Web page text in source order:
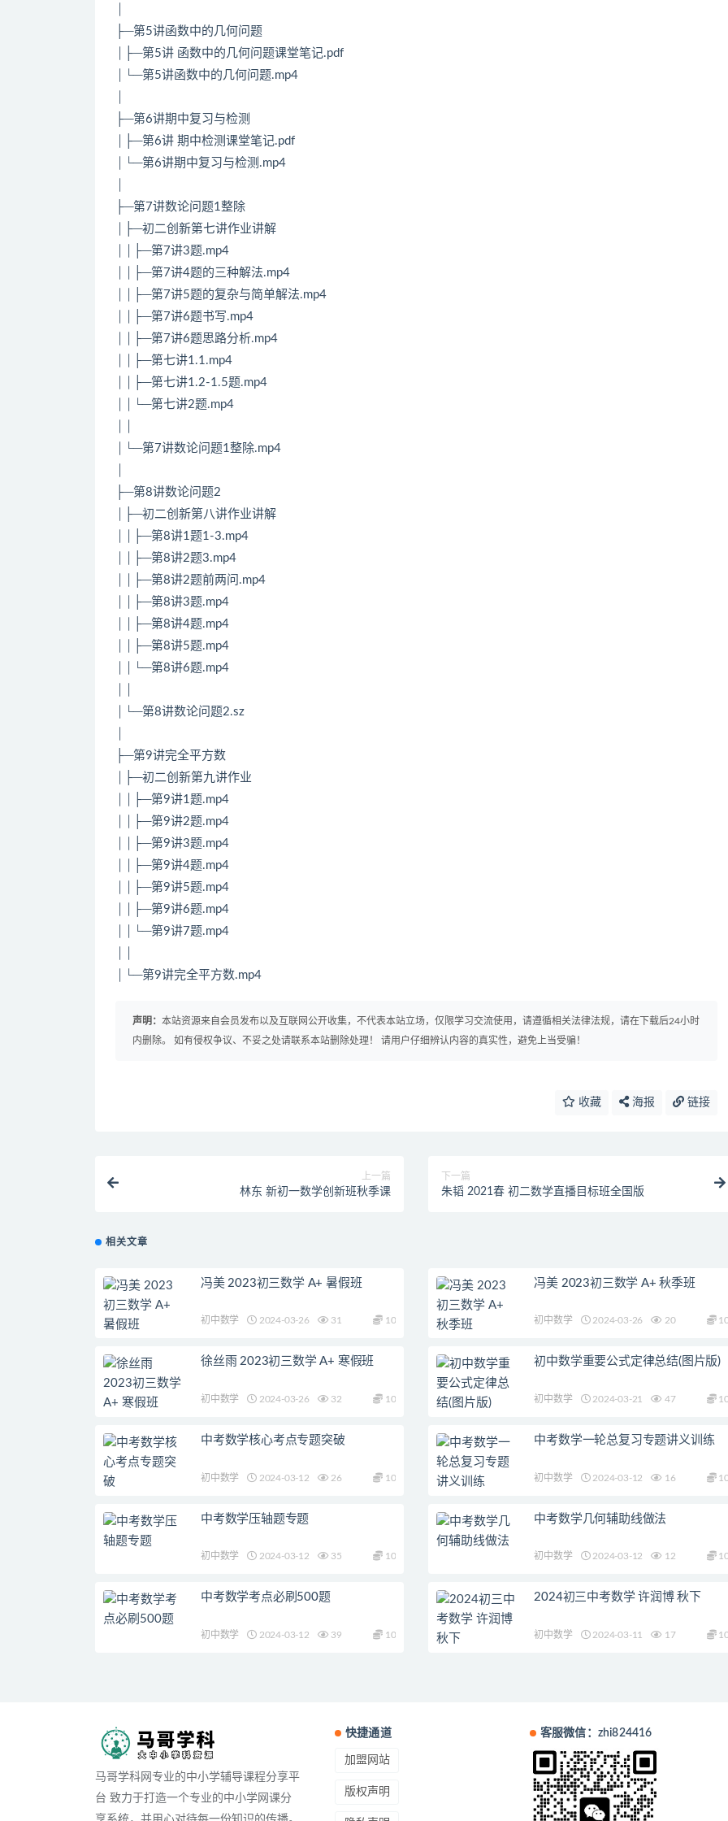
├─第5讲函数中的几何问题
│├─第5讲 函数中的几何问题课堂笔记.pdf
│└─第5讲函数中的几何问题.mp4
├─第6讲期中复习与检测
│├─第6讲 期中检测课堂笔记.pdf
│└─第6讲期中复习与检测.mp4
├─第7讲数论问题1整除
│├─初二创新第七讲作业讲解
││├─第7讲3题.mp4
││├─第7讲4题的三种解法.mp4
││├─第7讲5题的复杂与简单解法.mp4
││├─第7讲6题书写.mp4
││├─第7讲6题思路分析.mp4
││├─第七讲1.1.mp4
││├─第七讲1.2-1.5题.mp4
││└─第七讲2题.mp4
│└─第7讲数论问题1整除.mp4
├─第8讲数论问题2
│├─初二创新第八讲作业讲解
││├─第8讲1题1-3.mp4
││├─第8讲2题3.mp4
││├─第8讲2题前两问.mp4
││├─第8讲3题.mp4
││├─第8讲4题.mp4
││├─第8讲5题.mp4
││└─第8讲6题.mp4
│└─第8讲数论问题2.sz
├─第9讲完全平方数
│├─初二创新第九讲作业
││├─第9讲1题.mp4
││├─第9讲2题.mp4
││├─第9讲3题.mp4
││├─第9讲4题.mp4
││├─第9讲5题.mp4
││├─第9讲6题.mp4
││└─第9讲7题.mp4
│└─第9讲完全平方数.mp4
声明： 本站资源来自会员发布以及互联网公开收集，不代表本站立场，仅限学习交流使用，请遵循相关法律法规，请在下载后24小时
内删除。 如有侵权争议、不妥之处请联系本站删除处理！ 请用户仔细辨认内容的真实性，避免上当受骗！
收藏 海报 链接
上一篇
林东 新初一数学创新班秋季课
下一篇
朱韬 2021春 初二数学直播目标班全国版
相关文章
冯美 2023初三数学 A+ 暑假班
初中数学 2024-03-26 31 10
冯美 2023初三数学 A+ 秋季班
初中数学 2024-03-26 20
徐丝雨 2023初三数学 A+ 寒假班
初中数学 2024-03-26 32 10
初中数学重要公式定律总结(图片版)
初中数学 2024-03-21 47
中考数学核心考点专题突破
初中数学 2024-03-12 26 10
中考数学一轮总复习专题讲义训练
初中数学 2024-03-12 16
中考数学压轴题专题
初中数学 2024-03-12 35 10
中考数学几何辅助线做法
初中数学 2024-03-12 12
中考数学考点必刷500题
初中数学 2024-03-12 39 10
2024初三中考数学 许润博 秋下
初中数学 2024-03-11 17
马哥学科网专业的中小学辅导课程分享平
台 致力于打造一个专业的中小学网课分
快捷通道
加盟网站
版权声明
客服微信：zhi824416